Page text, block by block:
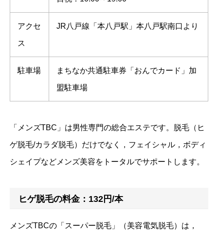
アクセ
ス
JR八戸線「本八戸駅」本八戸駅南口より
駐車場 まちなか共通駐車券「おんでカード」加
盟駐車場
「メンズTBC」は男性専門の総合エステです。脱毛（ヒ
ゲ脱毛/カラダ脱毛）だけでなく，フェイシャル，ボディ
シェイプなどメンズ美容をトータルでサポートします。
ヒゲ脱毛の料金：132円/本
メンズTBCの「スーパー脱毛」（美容電気脱毛）は，